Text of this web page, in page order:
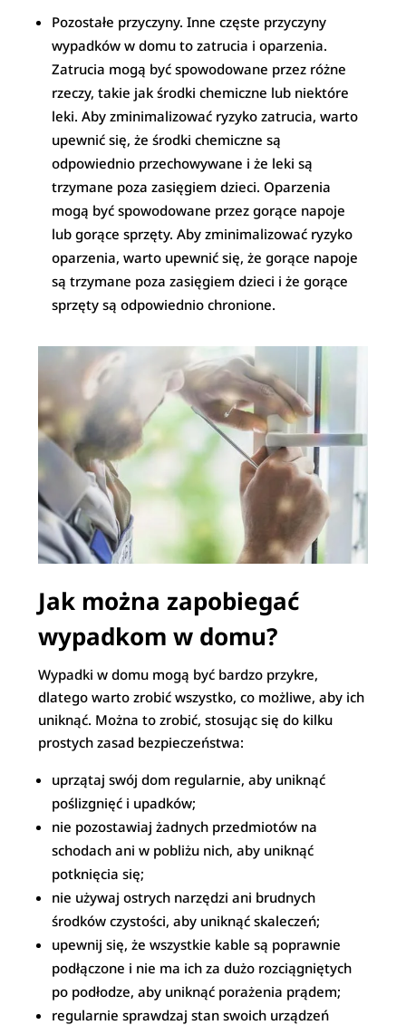
Pozostałe przyczyny. Inne częste przyczyny
wypadków w domu to zatrucia i oparzenia.
Zatrucia mogą być spowodowane przez różne
rzeczy, takie jak środki chemiczne lub niektóre
leki. Aby zminimalizować ryzyko zatrucia, warto
upewnić się, że środki chemiczne są
odpowiednio przechowywane i że leki są
trzymane poza zasięgiem dzieci. Oparzenia
mogą być spowodowane przez gorące napoje
lub gorące sprzęty. Aby zminimalizować ryzyko
oparzenia, warto upewnić się, że gorące napoje
są trzymane poza zasięgiem dzieci i że gorące
sprzęty są odpowiednio chronione.
Jak można zapobiegać
wypadkom w domu?
Wypadki w domu mogą być bardzo przykre,
dlatego warto zrobić wszystko, co możliwe, aby ich
uniknąć. Można to zrobić, stosując się do kilku
prostych zasad bezpieczeństwa:
uprzątaj swój dom regularnie, aby uniknąć
poślizgnięć i upadków;
nie pozostawiaj żadnych przedmiotów na
schodach ani w pobliżu nich, aby uniknąć
potknięcia się;
nie używaj ostrych narzędzi ani brudnych
środków czystości, aby uniknąć skaleczeń;
upewnij się, że wszystkie kable są poprawnie
podłączone i nie ma ich za dużo rozciągniętych
po podłodze, aby uniknąć porażenia prądem;
regularnie sprawdzaj stan swoich urządzeń